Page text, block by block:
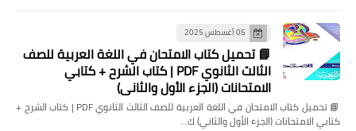
05 أغسطس 2025
📘 تحميل كتاب الامتحان في اللغة العربية للصف
الثالث الثانوي PDF | كتاب الشرح + كتابي
الامتحانات (الجزء الأول والثاني)
📘 تحميل كتاب الامتحان في اللغة العربية للصف الثالث الثانوي PDF | كتاب الشرح +
كتابي الامتحانات (الجزء الأول والثاني) ك…